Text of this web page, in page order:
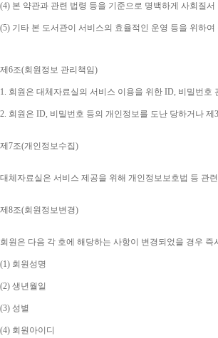
(4) 본 약관과 관련 법령 등을 기준으로 명백하게 사회질
(5) 기타 본 도서관이 서비스의 효율적인 운영 등을 위하
제 6조(회원정보 관리책임)
1. 회원은 대체자료실의 서비스 이용을 위한 ID, 비밀번호
2. 회원은 ID, 비밀번호 등의 개인정보를 도난 당하거나 제 3
제 7조(개인정보수집)
대체자료실은 서비스 제공을 위해 개인정보보호법 등 관
제 8조(회원정보변경)
회원은 다음 각 호에 해당하는 사항이 변경되었을 경우
(1) 회원성명
(2) 생년월일
(3) 성별
(4) 회원아이디